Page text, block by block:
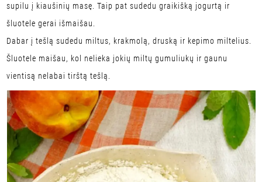
supilu į kiaušinių masę. Taip pat sudedu graikišką jogurtą ir
šluotele gerai išmaišau.
Dabar į tešlą sudedu miltus, krakmolą, druską ir kepimo miltelius.
Šluotele maišau, kol nelieka jokių miltų gumuliukų ir gaunu
vientisą nelabai tirštą tešlą.